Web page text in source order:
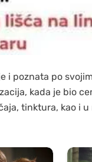
i poznata po
kada je bio
tinktura, kao i